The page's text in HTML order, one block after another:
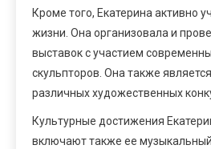
Кроме того, Екатерина активно
жизни. Она организовала и
выставок с участием
скульпторов. Она также
различных художественных
Культурные достижения
включают также ее